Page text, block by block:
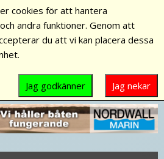
cookies för att hantera
andra funktioner. Genom att
du att vi kan placera dessa
Jag nekar
Jag godkänner